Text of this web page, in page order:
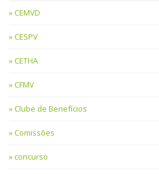
CEMVD
CESPV
CETHA
CFMV
Clube de Benefícios
Comissões
concurso